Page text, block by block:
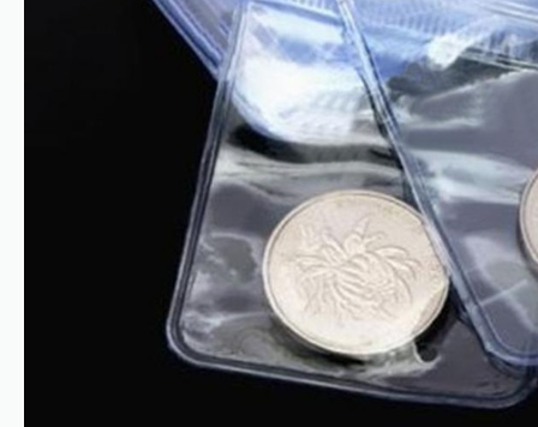
Российская инвестиционная монета
Георгий Победоносец золото 100 рублей
15,5 гр 2021
142 000 ₽
Я ознакомлен(а) с
Правилами оформления
онлайн заявки и даю свое
Согласие на
обработку персональных данных